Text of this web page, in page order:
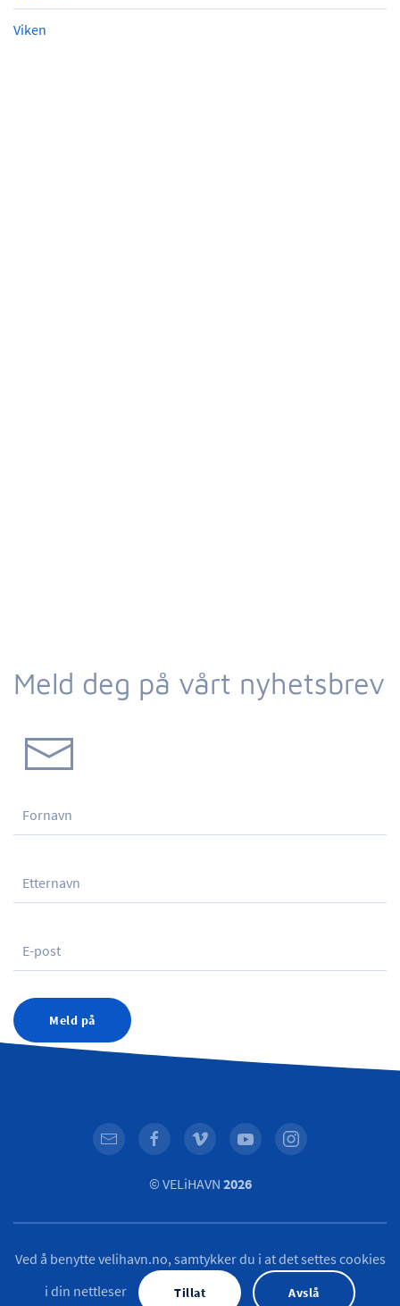
Viken
Meld deg på vårt nyhetsbrev
Meld på
© VELiHAVN 2026
Ved å benytte velihavn.no, samtykker du i at det settes cookies
i din nettleser
Tillat Avslå